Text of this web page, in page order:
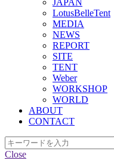
JAPAN
LotusBelleTent
MEDIA
NEWS
REPORT
SITE
TENT
Weber
WORKSHOP
WORLD
ABOUT
CONTACT
Close